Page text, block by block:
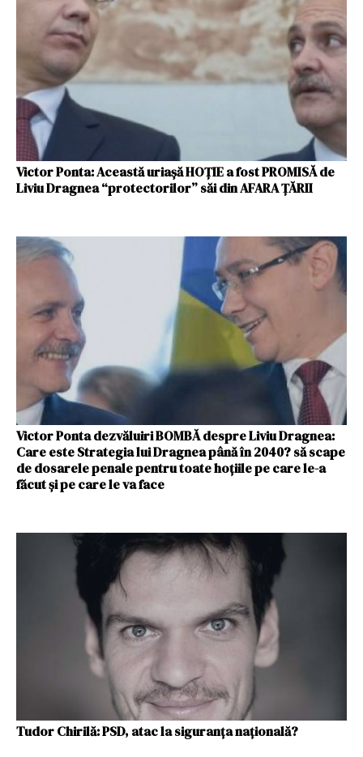
Victor Ponta: Această uriașă HOȚIE a fost PROMISĂ de
Liviu Dragnea “protectorilor” săi din AFARA ȚĂRII
Victor Ponta dezvăluiri BOMBĂ despre Liviu Dragnea:
Care este Strategia lui Dragnea până în 2040? să scape
de dosarele penale pentru toate hoțiile pe care le-a
făcut și pe care le va face
Tudor Chirilă: PSD, atac la siguranța națională?